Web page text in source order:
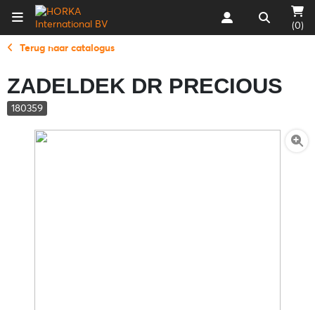
(0)
Terug naar catalogus
ZADELDEK DR PRECIOUS
180359